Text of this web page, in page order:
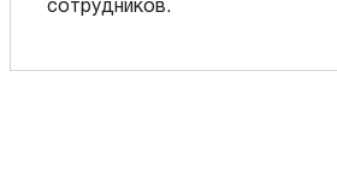
сотрудников.